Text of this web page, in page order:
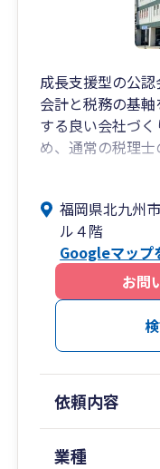
成長支援型の公
会計と税務の基
する良い会社づ
め、通常の税理
別仕様の「加藤
・経営計画／先
きことが分かる
・事業承継／進
「超速：事業承
が大変喜ばれて
福岡県北九州
ル４階
Googleマップ
お問
依頼内容
業種